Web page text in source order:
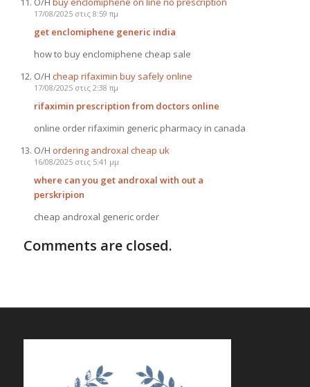
17/08/2025 στις 8:59 πμ
get enclomiphene generic india
how to buy enclomiphene cheap sale
Ο/Η cheap rifaximin buy safely online
17/08/2025 στις 2:38 πμ
rifaximin prescription from doctors online
online order rifaximin generic pharmacy in canada
Ο/Η ordering androxal cheap uk
16/08/2025 στις 5:41 μμ
where can you get androxal with out a
perskripion
cheap androxal generic order
Comments are closed.